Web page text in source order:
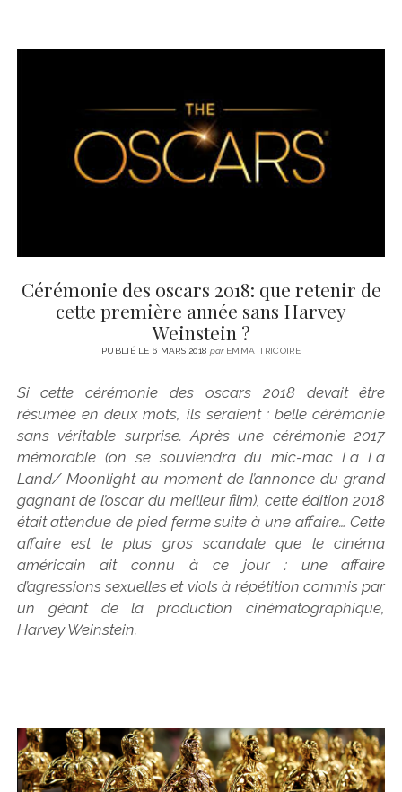
Cérémonie des oscars 2018: que retenir de
cette première année sans Harvey
Weinstein ?
PUBLIÉ LE 6 MARS 2018 parEMMA TRICOIRE
Si cette cérémonie des oscars 2018 devait être
résumée en deux mots, ils seraient : belle cérémonie
sans véritable surprise. Après une cérémonie 2017
mémorable (on se souviendra du mic-mac La La
Land/ Moonlight au moment de l’annonce du grand
gagnant de l’oscar du meilleur film), cette édition 2018
était attendue de pied ferme suite à une affaire… Cette
affaire est le plus gros scandale que le cinéma
américain ait connu à ce jour : une affaire
d’agressions sexuelles et viols à répétition commis par
un géant de la production cinématographique,
Harvey Weinstein.